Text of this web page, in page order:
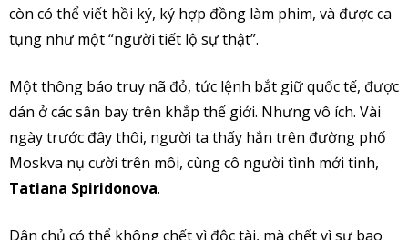
còn có thể viết hồi ký, ký hợp đồng làm phim, và được ca
tụng như một “người tiết lộ sự thật”.
Một thông báo truy nã đỏ, tức lệnh bắt giữ quốc tế, được
dán ở các sân bay trên khắp thế giới. Nhưng vô ích. Vài
ngày trước đây thôi, người ta thấy hắn trên đường phố
Moskva nụ cười trên môi, cùng cô người tình mới tinh,
Tatiana Spiridonova.
Dân chủ có thể không chết vì độc tài, mà chết vì sự bao